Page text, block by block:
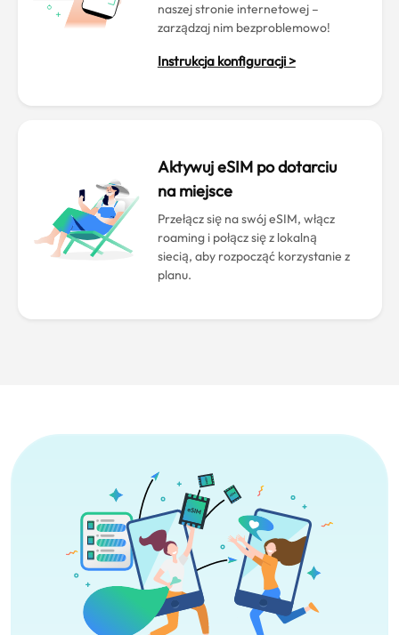
naszej stronie internetowej –
zarządzaj nim bezproblemowo!
Instrukcja konfiguracji >
Aktywuj eSIM po dotarciu
na miejsce
Przełącz się na swój eSIM, włącz
roaming i połącz się z lokalną
siecią, aby rozpocząć korzystanie z
planu.